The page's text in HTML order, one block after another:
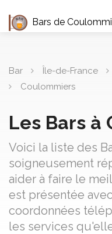
Bars de
Bar Île-de-France
Coulommiers
Les Bars à
Voici la liste des
soigneusement
aider à faire le
est présentée
coordonnées
les services